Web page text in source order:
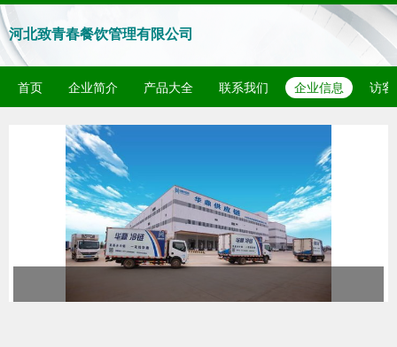
河北致青春餐饮管理有限公司
首页 企业简介 产品大全 联系我们 企业信息 访客